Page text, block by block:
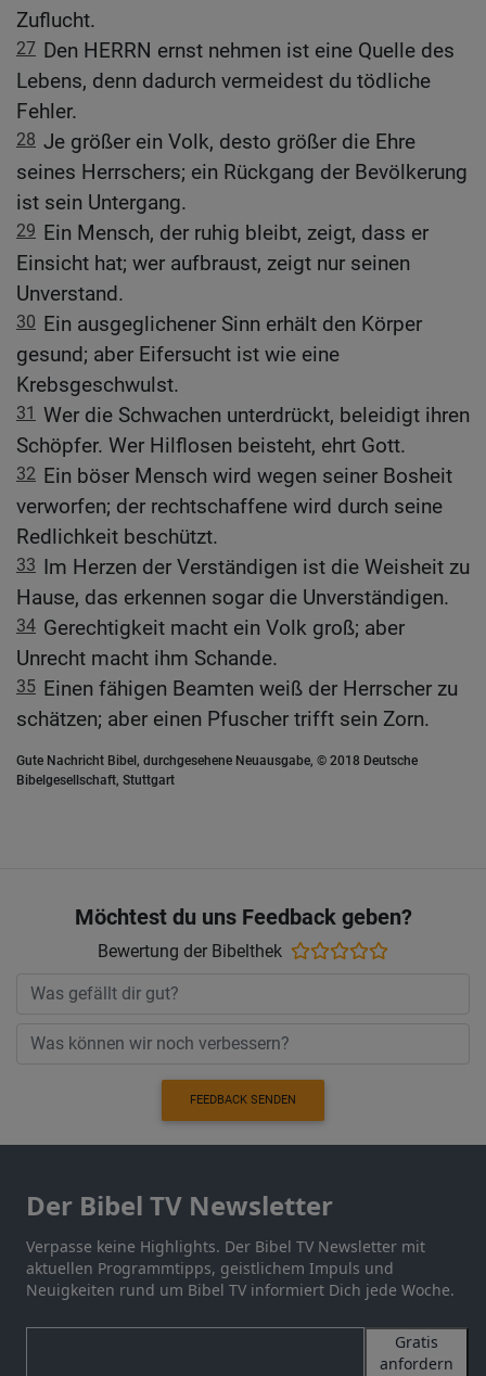
Zuflucht.
27 Den HERRN ernst nehmen ist eine Quelle des
Lebens, denn dadurch vermeidest du tödliche
Fehler.
28 Je größer ein Volk, desto größer die Ehre
seines Herrschers; ein Rückgang der Bevölkerung
ist sein Untergang.
29 Ein Mensch, der ruhig bleibt, zeigt, dass er
Einsicht hat; wer aufbraust, zeigt nur seinen
Unverstand.
30 Ein ausgeglichener Sinn erhält den Körper
gesund; aber Eifersucht ist wie eine
Krebsgeschwulst.
31 Wer die Schwachen unterdrückt, beleidigt ihren
Schöpfer. Wer Hilflosen beisteht, ehrt Gott.
32 Ein böser Mensch wird wegen seiner Bosheit
verworfen; der rechtschaffene wird durch seine
Redlichkeit beschützt.
33 Im Herzen der Verständigen ist die Weisheit zu
Hause, das erkennen sogar die Unverständigen.
34 Gerechtigkeit macht ein Volk groß; aber
Unrecht macht ihm Schande.
35 Einen fähigen Beamten weiß der Herrscher zu
schätzen; aber einen Pfuscher trifft sein Zorn.
Gute Nachricht Bibel, durchgesehene Neuausgabe, © 2018 Deutsche
Bibelgesellschaft, Stuttgart
Möchtest du uns Feedback geben?
Bewertung der Bibelthek
FEEDBACK SENDEN
Der Bibel TV Newsletter
Verpasse keine Highlights. Der Bibel TV Newsletter mit
aktuellen Programmtipps, geistlichem Impuls und
Neuigkeiten rund um Bibel TV informiert Dich jede Woche.
Gratis
anfordern